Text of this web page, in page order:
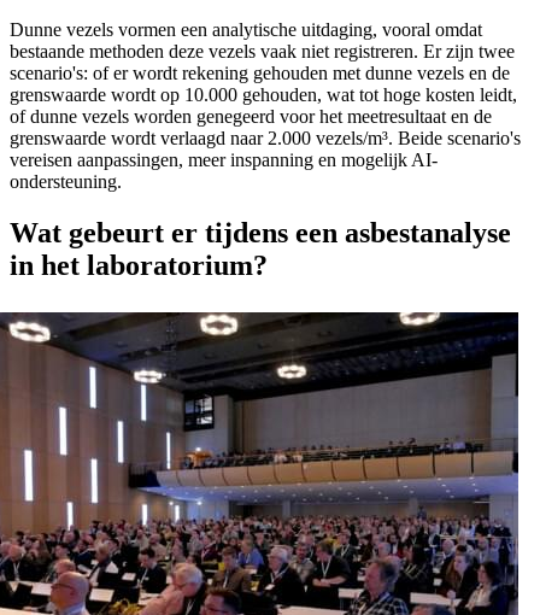
Dunne vezels vormen een analytische uitdaging, vooral omdat
bestaande methoden deze vezels vaak niet registreren. Er zijn twee
scenario's: of er wordt rekening gehouden met dunne vezels en de
grenswaarde wordt op 10.000 gehouden, wat tot hoge kosten leidt,
of dunne vezels worden genegeerd voor het meetresultaat en de
grenswaarde wordt verlaagd naar 2.000 vezels/m³. Beide scenario's
vereisen aanpassingen, meer inspanning en mogelijk AI-
ondersteuning.
Wat gebeurt er tijdens een asbestanalyse
in het laboratorium?